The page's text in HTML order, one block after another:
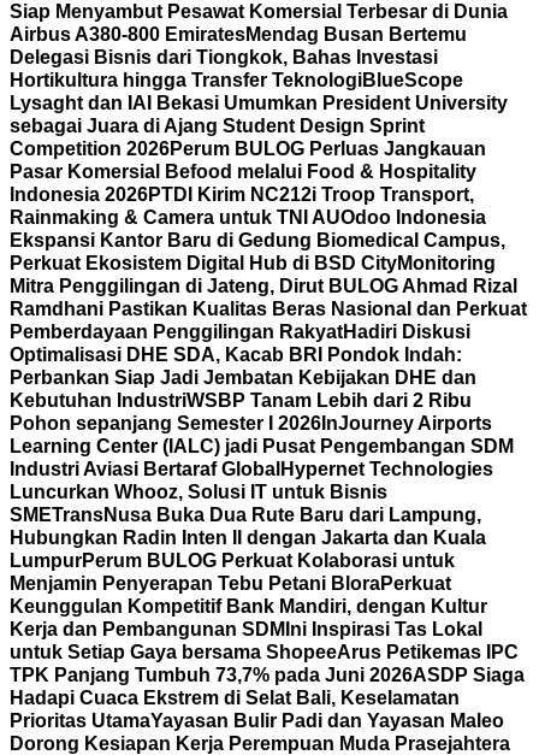
Siap Menyambut Pesawat Komersial Terbesar di Dunia
Airbus A380-800 EmiratesMendag Busan Bertemu
Delegasi Bisnis dari Tiongkok, Bahas Investasi
Hortikultura hingga Transfer TeknologiBlueScope
Lysaght dan IAI Bekasi Umumkan President University
sebagai Juara di Ajang Student Design Sprint
Competition 2026Perum BULOG Perluas Jangkauan
Pasar Komersial Befood melalui Food & Hospitality
Indonesia 2026PTDI Kirim NC212i Troop Transport,
Rainmaking & Camera untuk TNI AUOdoo Indonesia
Ekspansi Kantor Baru di Gedung Biomedical Campus,
Perkuat Ekosistem Digital Hub di BSD CityMonitoring
Mitra Penggilingan di Jateng, Dirut BULOG Ahmad Rizal
Ramdhani Pastikan Kualitas Beras Nasional dan Perkuat
Pemberdayaan Penggilingan RakyatHadiri Diskusi
Optimalisasi DHE SDA, Kacab BRI Pondok Indah:
Perbankan Siap Jadi Jembatan Kebijakan DHE dan
Kebutuhan IndustriWSBP Tanam Lebih dari 2 Ribu
Pohon sepanjang Semester I 2026 InJourney Airports
Learning Center (IALC) jadi Pusat Pengembangan SDM
Industri Aviasi Bertaraf Global Hypernet Technologies
Luncurkan Whooz, Solusi IT untuk Bisnis
SMETransNusa Buka Dua Rute Baru dari Lampung,
Hubungkan Radin Inten II dengan Jakarta dan Kuala
LumpurPerum BULOG Perkuat Kolaborasi untuk
Menjamin Penyerapan Tebu Petani BloraPerkuat
Keunggulan Kompetitif Bank Mandiri, dengan Kultur
Kerja dan Pembangunan SDM Ini Inspirasi Tas Lokal
untuk Setiap Gaya bersama ShopeeArus Petikemas IPC
TPK Panjang Tumbuh 73,7% pada Juni 2026ASDP Siaga
Hadapi Cuaca Ekstrem di Selat Bali, Keselamatan
Prioritas UtamaYayasan Bulir Padi dan Yayasan Maleo
Dorong Kesiapan Kerja Perempuan Muda Prasejahtera